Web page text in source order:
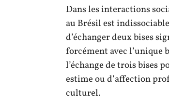
Dans les interactions
au Brésil est
d’échanger deux bises
forcément avec l’unique
l’échange de trois bises
estime ou d’affection
culturel.